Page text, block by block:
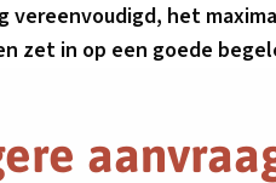
vereenvoudigd, het
zet in op een goede